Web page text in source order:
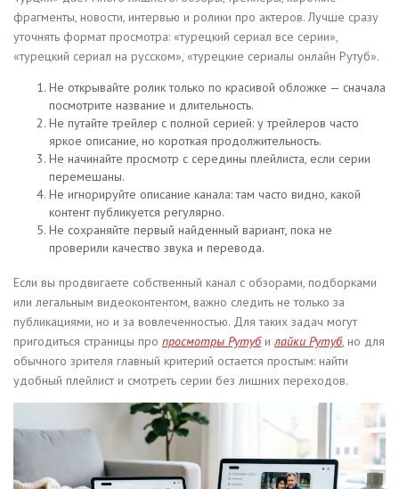
фрагменты, новости, интервью и ролики про актеров. Лучше сразу
уточнять формат просмотра: «турецкий сериал все серии»,
«турецкий сериал на русском», «турецкие сериалы онлайн Рутуб».
Не открывайте ролик только по красивой обложке — сначала
посмотрите название и длительность.
Не путайте трейлер с полной серией: у трейлеров часто
яркое описание, но короткая продолжительность.
Не начинайте просмотр с середины плейлиста, если серии
перемешаны.
Не игнорируйте описание канала: там часто видно, какой
контент публикуется регулярно.
Не сохраняйте первый найденный вариант, пока не
проверили качество звука и перевода.
Если вы продвигаете собственный канал с обзорами, подборками
или легальным видеоконтентом, важно следить не только за
публикациями, но и за вовлеченностью. Для таких задач могут
пригодиться страницы про просмотры Рутубилайки Рутуб, но для
обычного зрителя главный критерий остается простым: найти
удобный плейлист и смотреть серии без лишних переходов.